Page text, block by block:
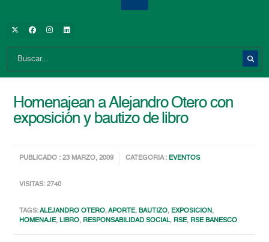
Homenajean a Alejandro Otero con
exposición y bautizo de libro
PUBLICADO : 23 MARZO, 2009 CATEGORIA : EVENTOS
VISITAS: 2740
TAGS:ALEJANDRO OTERO,APORTE,BAUTIZO, EXPOSICION,
HOMENAJE,LIBRO, RESPONSABILIDAD SOCIAL, RSE, RSE BANESCO